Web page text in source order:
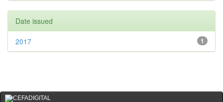
Date issued
1
2017